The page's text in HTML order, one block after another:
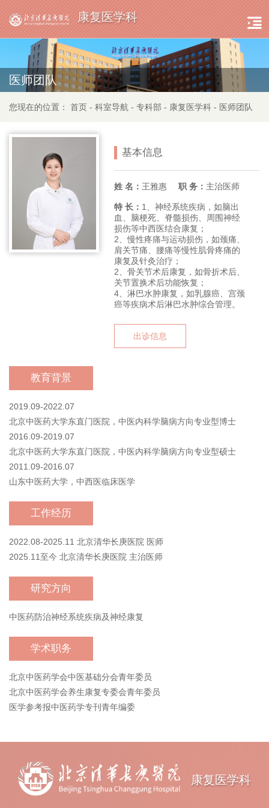
康复医学科
医师团队
您现在的位置： 首页 - 科室导航 - 专科部 - 康复医学科 - 医师团队
基本信息
姓 名： 王雅惠 职 务： 主治医师
特 长： 1、神经系统疾病，如脑出
血、脑梗死、脊髓损伤、周围神经
损伤等中西医结合康复；
2、慢性疼痛与运动损伤，如颈痛、
肩关节痛、腰痛等慢性肌骨疼痛的
康复及针灸治疗；
2、骨关节术后康复，如骨折术后、
关节置换术后功能恢复；
4、淋巴水肿康复，如乳腺癌、宫颈
癌等疾病术后淋巴水肿综合管理。
出诊信息
教育背景
2019.09-2022.07
北京中医药大学东直门医院，中医内科学脑病方向专业型博士
2016.09-2019.07
北京中医药大学东直门医院，中医内科学脑病方向专业型硕士
2011.09-2016.07
山东中医药大学，中西医临床医学
工作经历
2022.08-2025.11 北京清华长庚医院 医师
2025.11至今 北京清华长庚医院 主治医师
研究方向
中医药防治神经系统疾病及神经康复
学术职务
北京中医药学会中医基础分会青年委员
北京中医药学会养生康复专委会青年委员
医学参考报中医药学专刊青年编委
康复医学科